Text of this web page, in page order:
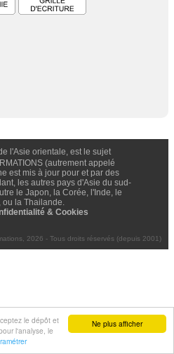
Ne plus afficher
le dépôt et
l'analyse, le
l'Asie orientale, est le sujet
(autrement appelé
est mis à jour pour et par des
les autres pays d'Asie du sud-
le Japon, la Corée, l'Inde, le
ou la Thailande.
& Cookies
2026 - Tous droits réservés (depuis 2001)